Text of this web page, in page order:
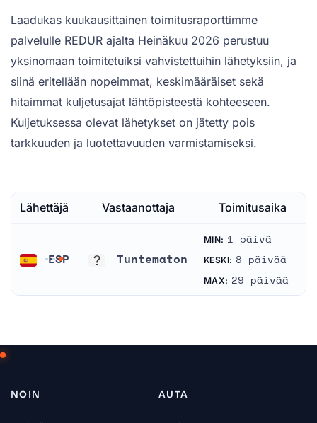
Laadukas kuukausittainen toimitusraporttimme
palvelulle REDUR ajalta Heinäkuu 2026 perustuu
yksinomaan toimitetuiksi vahvistettuihin lähetyksiin, ja
siinä eritellään nopeimmat, keskimääräiset sekä
hitaimmat kuljetusajat lähtöpisteestä kohteeseen.
Kuljetuksessa olevat lähetykset on jätetty pois
tarkkuuden ja luotettavuuden varmistamiseksi.
Lähettäjä Vastaanottaja Toimitusaika
ESP Tuntematon
MIN: 1 päivä
KESKI: 8 päivää
MAX: 29 päivää
NOIN AUTA